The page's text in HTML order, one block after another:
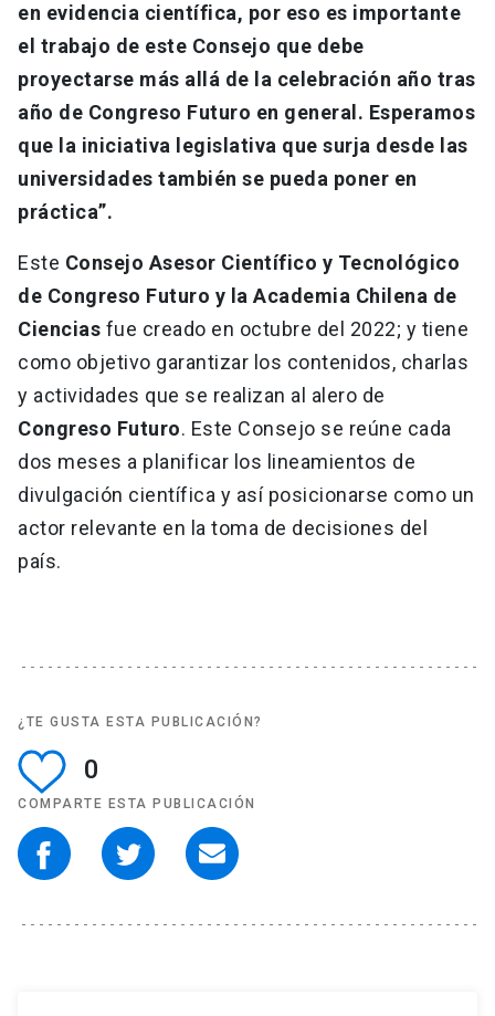
en evidencia científica, por eso es importante
el trabajo de este Consejo que debe
proyectarse más allá de la celebración año tras
año de Congreso Futuro en general. Esperamos
que la iniciativa legislativa que surja desde las
universidades también se pueda poner en
práctica”.
Este Consejo Asesor Científico y Tecnológico
de Congreso Futuro y la Academia Chilena de
Ciencias fue creado en octubre del 2022; y tiene
como objetivo garantizar los contenidos, charlas
y actividades que se realizan al alero de
Congreso Futuro. Este Consejo se reúne cada
dos meses a planificar los lineamientos de
divulgación científica y así posicionarse como un
actor relevante en la toma de decisiones del
país.
¿TE GUSTA ESTA PUBLICACIÓN?
0
COMPARTE ESTA PUBLICACIÓN